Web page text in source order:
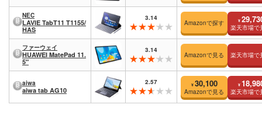
NEC
LAVIE TabT11 T1155/
HAS
3.14
Amazonで探す ¥
楽天市場で
ファーウェイ
HUAWEI MatePad 11.
5"
3.14
Amazonで見る 楽天市場で
aiwa
aiwa tab AG10
2.57 ¥ 30,100
Amazonで見る
¥
楽天市場で